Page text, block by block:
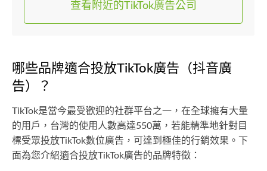
查看附近的TikTok廣告公司
哪些品牌適合投放TikTok廣告（抖音廣
告）？
TikTok是當今最受歡迎的社群平台之一，在全球擁有大量
的用戶，台灣的使用人數高達550萬，若能精準地針對目
標受眾投放TikTok數位廣告，可達到極佳的行銷效果。下
面為您介紹適合投放TikTok廣告的品牌特徵：